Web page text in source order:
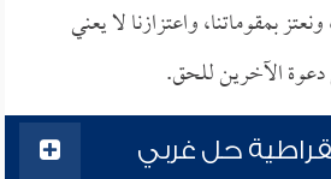
ونعتز بمقوماتنا، واعتزازنا لا يعني
دعوة الآخرين للحق.
حل غربي